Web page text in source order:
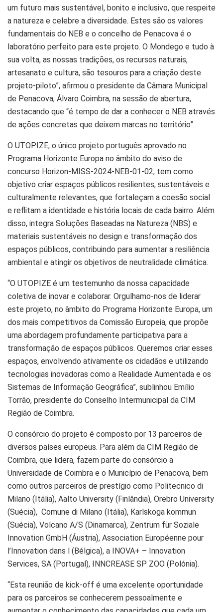
um futuro mais sustentável, bonito e inclusivo, que respeite
a natureza e celebre a diversidade. Estes são os valores
fundamentais do NEB e o concelho de Penacova é o
laboratório perfeito para este projeto. O Mondego e tudo à
sua volta, as nossas tradições, os recursos naturais,
artesanato e cultura, são tesouros para a criação deste
projeto-piloto”, afirmou o presidente da Câmara Municipal
de Penacova, Álvaro Coimbra, na sessão de abertura,
destacando que “é tempo de dar a conhecer o NEB através
de ações concretas que deixem marcas no território”.
O UTOPIZE, o único projeto português aprovado no
Programa Horizonte Europa no âmbito do aviso de
concurso Horizon-MISS-2024-NEB-01-02, tem como
objetivo criar espaços públicos resilientes, sustentáveis e
culturalmente relevantes, que fortaleçam a coesão social
e reflitam a identidade e história locais de cada bairro. Além
disso, integra Soluções Baseadas na Natureza (NBS) e
materiais sustentáveis no design e transformação dos
espaços públicos, contribuindo para aumentar a resiliência
ambiental e atingir os objetivos de neutralidade climática.
“O UTOPIZE é um testemunho da nossa capacidade
coletiva de inovar e colaborar. Orgulhamo-nos de liderar
este projeto, no âmbito do Programa Horizonte Europa, um
dos mais competitivos da Comissão Europeia, que propõe
uma abordagem profundamente participativa para a
transformação de espaços públicos. Queremos criar esses
espaços, envolvendo ativamente os cidadãos e utilizando
tecnologias inovadoras como a Realidade Aumentada e os
Sistemas de Informação Geográfica”, sublinhou Emílio
Torrão, presidente do Conselho Intermunicipal da CIM
Região de Coimbra.
O consórcio do projeto é composto por 13 parceiros de
diversos países europeus. Para além da CIM Região de
Coimbra, que lidera, fazem parte do consórcio a
Universidade de Coimbra e o Município de Penacova, bem
como outros parceiros de prestígio como Politecnico di
Milano (Itália), Aalto University (Finlândia), Orebro University
(Suécia), Comune di Milano (Itália), Karlskoga kommun
(Suécia), Volcano A/S (Dinamarca), Zentrum für Soziale
Innovation GmbH (Áustria), Association Européenne pour
l’Innovation dans l (Bélgica), a INOVA+ – Innovation
Services, SA (Portugal), INNCREASE SP ZOO (Polónia).
“Esta reunião de kick-off é uma excelente oportunidade
para os parceiros se conhecerem pessoalmente e